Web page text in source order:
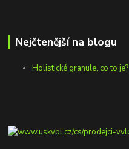
Nejčtenější na blogu
Holistické granule, co to je?